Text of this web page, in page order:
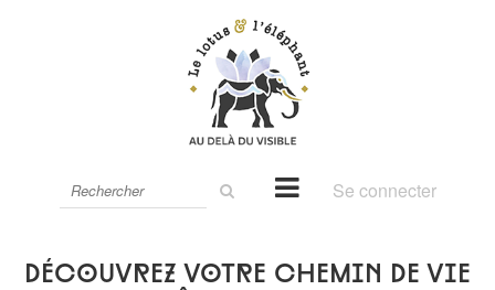
le
Se connecter
Découvrez votre chemin de vie